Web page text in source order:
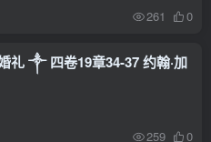
261 0
礼 ༒ 四卷19章34-37 约翰·加
259 0